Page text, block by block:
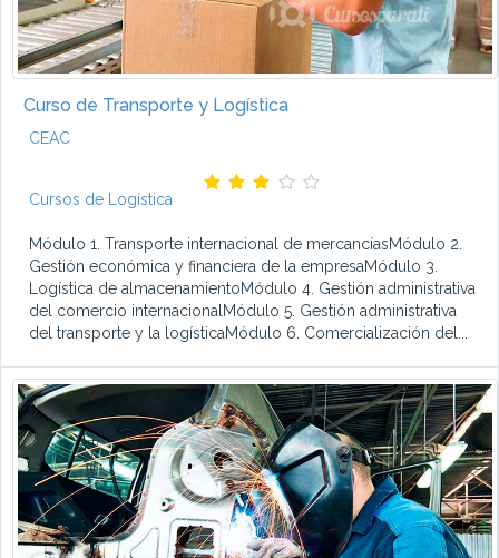
Curso de Transporte y Logística
CEAC
Cursos de Logística
Módulo 1. Transporte internacional de mercancíasMódulo 2.
Gestión económica y financiera de la empresaMódulo 3.
Logística de almacenamientoMódulo 4. Gestión administrativa
del comercio internacionalMódulo 5. Gestión administrativa
del transporte y la logísticaMódulo 6. Comercialización del...